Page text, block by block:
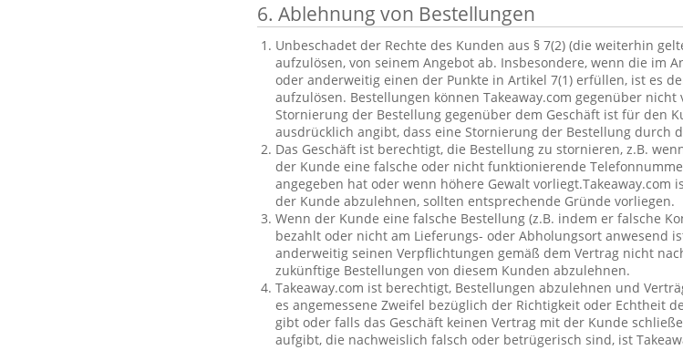
6. Ablehnung von Bestellungen
Unbeschadet der Rechte des Kunden aus § 7(2) (die weiterhin
aufzulösen, von seinem Angebot ab. Insbesondere, wenn die im
oder anderweitig einen der Punkte in Artikel 7(1) erfüllen, ist es
aufzulösen. Bestellungen können Takeaway.com gegenüber
Stornierung der Bestellung gegenüber dem Geschäft ist für den
ausdrücklich angibt, dass eine Stornierung der Bestellung durch
Das Geschäft ist berechtigt, die Bestellung zu stornieren, z.B.
der Kunde eine falsche oder nicht funktionierende
angegeben hat oder wenn höhere Gewalt vorliegt.Takeaway.com
der Kunde abzulehnen, sollten entsprechende Gründe vorliegen.
Wenn der Kunde eine falsche Bestellung (z.B. indem er falsche
bezahlt oder nicht am Lieferungs- oder Abholungsort anwesend
anderweitig seinen Verpflichtungen gemäß dem Vertrag nicht
zukünftige Bestellungen von diesem Kunden abzulehnen.
Takeaway.com ist berechtigt, Bestellungen abzulehnen und
es angemessene Zweifel bezüglich der Richtigkeit oder Echtheit
gibt oder falls das Geschäft keinen Vertrag mit der Kunde
aufgibt, die nachweislich falsch oder betrügerisch sind, ist